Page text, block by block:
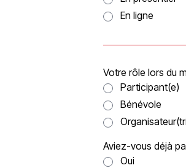
En ligne
Votre rôle lors du
Participant(e)
Bénévole
Aviez-vous déjà
Oui